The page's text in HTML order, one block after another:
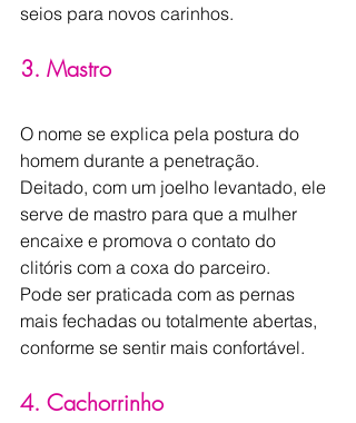
seios para novos carinhos.
3. Mastro
O nome se explica pela postura do
homem durante a penetração.
Deitado, com um joelho levantado, ele
serve de mastro para que a mulher
encaixe e promova o contato do
clitóris com a coxa do parceiro.
Pode ser praticada com as pernas
mais fechadas ou totalmente abertas,
conforme se sentir mais confortável. ​
4. Cachorrinho